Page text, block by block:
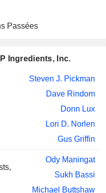
Passées
Ingredients, Inc.
Steven J. Pickman
Dave Rindom
Donn Lux
Lori D. Norlen
Gus Griffin
Ody Maningat
Sukh Bassi
Michael Buttshaw